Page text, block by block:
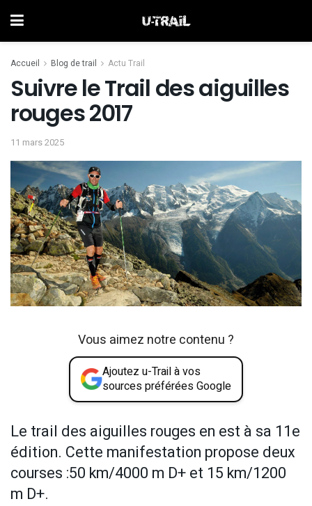
Accueil Blog de trail Actu Trail
Suivre le Trail des aiguilles
rouges 2017
11 mars 2025
Vous aimez notre contenu ?
Ajoutez u-Trail à vos
sources préférées Google
Le trail des aiguilles rouges en est à sa 11e
édition. Cette manifestation propose deux
courses :50 km/4000 m D+ et 15 km/1200
m D+.